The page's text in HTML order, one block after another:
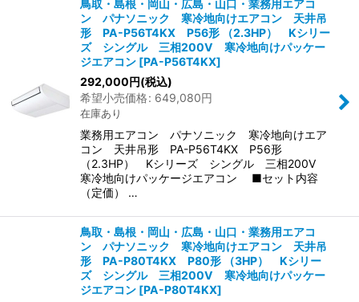
鳥取・島根・岡山・広島・山口・業務用エアコ
ン パナソニック 寒冷地向けエアコン 天井吊
形 PA-P56T4KX P56形 （2.3HP） Kシリー
ズ シングル 三相200V 寒冷地向けパッケー
ジエアコン [PA-P56T4KX]
292,000円(税込)
希望小売価格: 649,080円
在庫あり
業務用エアコン パナソニック 寒冷地向けエア
コン 天井吊形 PA-P56T4KX P56形
（2.3HP） Kシリーズ シングル 三相200V
寒冷地向けパッケージエアコン ■セット内容
（定価） …
鳥取・島根・岡山・広島・山口・業務用エアコ
ン パナソニック 寒冷地向けエアコン 天井吊
形 PA-P80T4KX P80形 （3HP） Kシリー
ズ シングル 三相200V 寒冷地向けパッケー
ジエアコン [PA-P80T4KX]